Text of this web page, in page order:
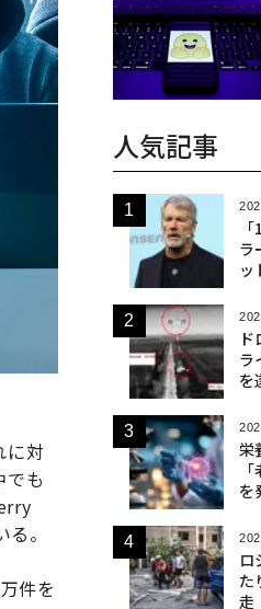
に対
も
。
件を
人気記事
ラ
ッ
ラ
を
栄
を
ロ
た
走